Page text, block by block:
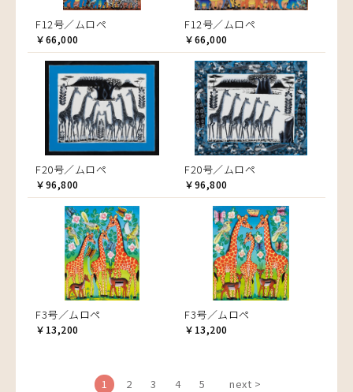
F12号／ムロペ
￥66,000
F12号／ムロペ
￥66,000
F20号／ムロペ
￥96,800
F20号／ムロペ
￥96,800
F3号／ムロペ
￥13,200
F3号／ムロペ
￥13,200
1 2 3 4 5 next >